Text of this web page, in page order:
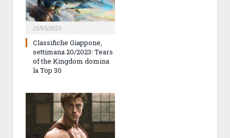
23/05/2023
Classifiche Giappone,
settimana 20/2023: Tears
of the Kingdom domina
la Top 30